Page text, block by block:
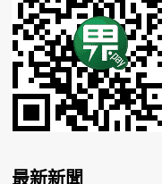
最新新聞